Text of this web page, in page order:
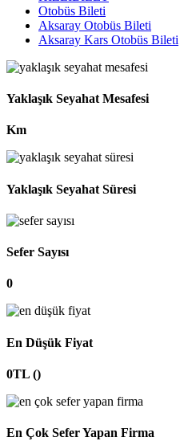
Otobüs Bileti
Aksaray Otobüs Bileti
Aksaray Kars Otobüs Bileti
Yaklaşık Seyahat Mesafesi
Km
Yaklaşık Seyahat Süresi
Sefer Sayısı
0
En Düşük Fiyat
0TL ()
En Çok Sefer Yapan Firma